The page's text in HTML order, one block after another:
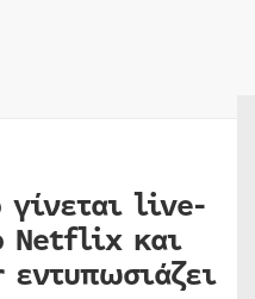
γίνεται live-
Netflix και